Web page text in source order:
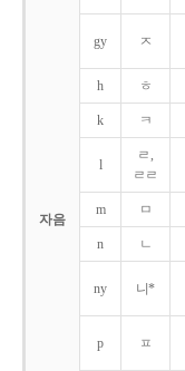
자음
gy ㅈ
h ㅎ
k ㅋ
l
ㄹ,
ㄹㄹ
m ㅁ
n ㄴ
ny 니*
p ㅍ